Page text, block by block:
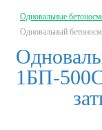
Одновальные
Одновальный
1БП-